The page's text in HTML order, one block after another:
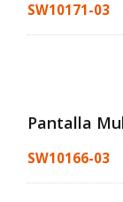
SW10171-03
Pantalla
SW10166-03